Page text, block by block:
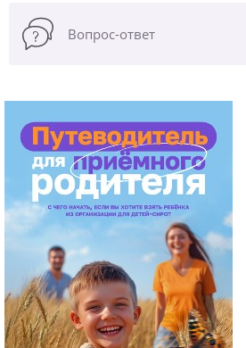
Вопрос-ответ